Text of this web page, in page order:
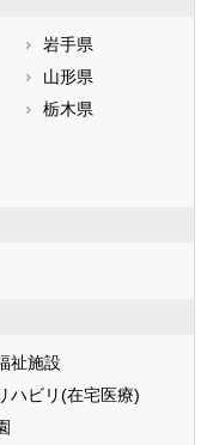
岩手県
山形県
栃木県
岡山県
徳島県
祉施設
ハビリ(在宅医療)